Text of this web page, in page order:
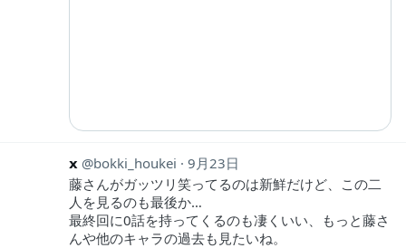
𝘅 bokki_houkei
9月23日
藤さんがガッツリ笑ってるのは新鮮だけど、この二
人を見るのも最後か…
最終回に0話を持ってくるのも凄くいい、もっと藤さ
んや他のキャラの過去も見たいね。